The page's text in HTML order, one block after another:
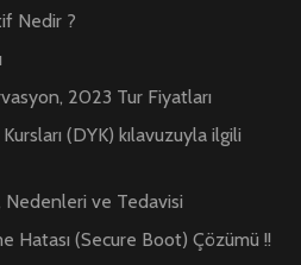
Nedir ?
2023 Tur Fiyatları
(DYK) kılavuzuyla ilgili
ve Tedavisi
Hatası (Secure Boot) Çözümü !!